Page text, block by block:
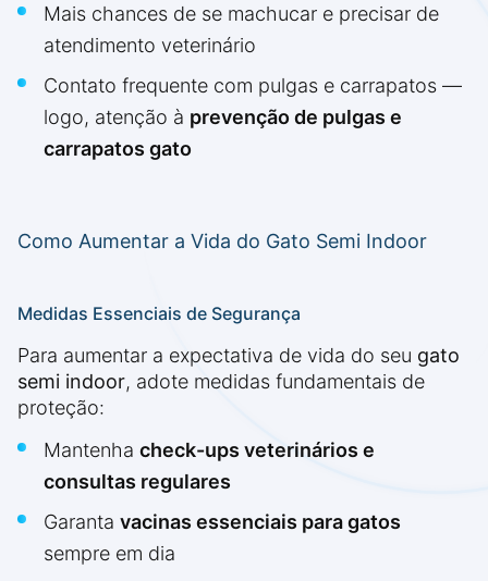
Mais chances de se machucar e precisar de
atendimento veterinário
Contato frequente com pulgas e carrapatos —
logo, atenção à prevenção de pulgas e
carrapatos gato
Como Aumentar a Vida do Gato Semi Indoor
Medidas Essenciais de Segurança
Para aumentar a expectativa de vida do seu gato
semi indoor, adote medidas fundamentais de
proteção:
Mantenha check-ups veterinários e
consultas regulares
Garanta vacinas essenciais para gatos
sempre em dia